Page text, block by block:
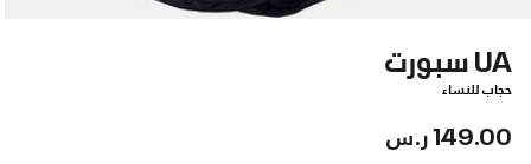
UA سبورت
حجاب للنساء
149.00 ر.س